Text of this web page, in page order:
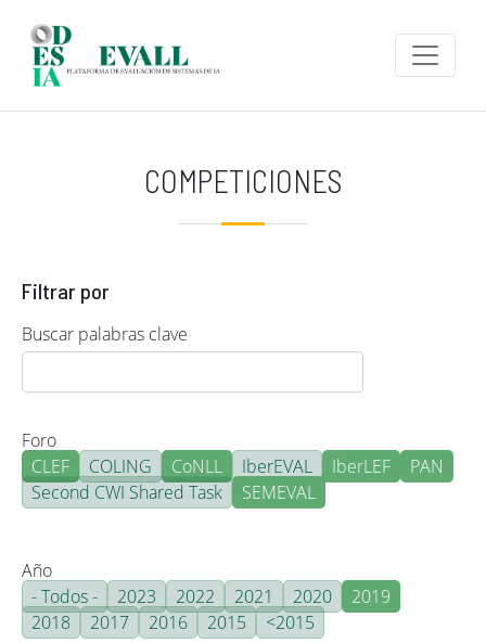
COMPETICIONES
Filtrar por
Buscar palabras clave
Foro
CLEF
COLING CoNLL IberEVAL IberLEF
PAN
Second CWI Shared Task
SEMEVAL
Año
- Todos -
2023 2022 2021 2020
2019
2018
2017 2016 2015 <2015